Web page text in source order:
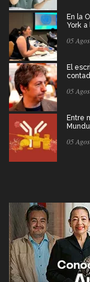
En la
York a
05
El
05
Entre
05